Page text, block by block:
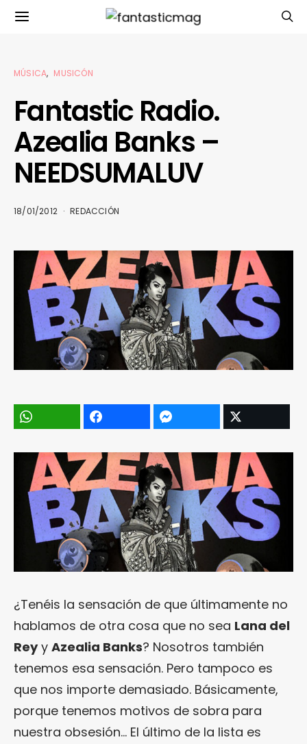
MÚSICA MUSICÓN
Fantastic Radio.
Azealia Banks –
NEEDSUMALUV
18/01/2012 REDACCIÓN
¿Tenéis la sensación de que últimamente no
hablamos de otra cosa que no sea Lana del
Reyy Azealia Banks? Nosotros también
tenemos esa sensación. Pero tampoco es
que nos importe demasiado. Básicamente,
porque tenemos motivos de sobra para
nuestra obsesión… El último de la lista es